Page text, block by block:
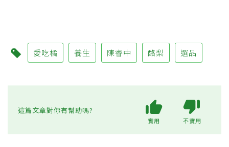
愛吃橘 養生 陳睿中 酪梨 選品
這篇文章對你有幫助嗎?
實用 不實用